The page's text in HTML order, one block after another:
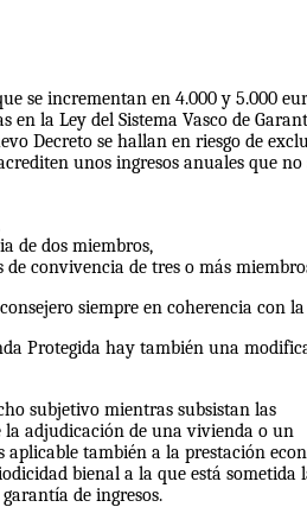
se incrementan en 4.000 y 5.000
en la Ley del Sistema Vasco de
Decreto se hallan en riesgo de
unos ingresos anuales que no
de dos miembros,
de convivencia de tres o más
siempre en coherencia con la
Protegida hay también una
subjetivo mientras subsistan las
adjudicación de una vivienda o un
también a la prestación
bienal a la que está sometida
de ingresos.